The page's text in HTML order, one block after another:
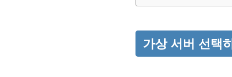
가상 서버 선택